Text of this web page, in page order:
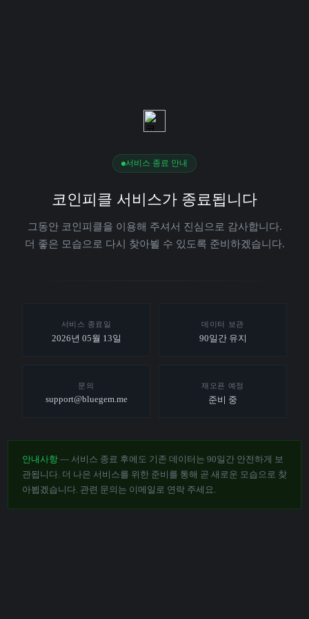
서비스 종료 안내
코인피클 서비스가 종료됩니다
그동안 코인피클을 이용해 주셔서 진심으로 감사합니다.
더 좋은 모습으로 다시 찾아뵐 수 있도록 준비하겠습니다.
서비스 종료일
2026년 05월 13일
데이터 보관
90일간 유지
문의
support@bluegem.me
재오픈 예정
준비 중
안내사항 — 서비스 종료 후에도 기존 데이터는 90일간 안전하게 보
관됩니다. 더 나은 서비스를 위한 준비를 통해 곧 새로운 모습으로 찾
아뵙겠습니다. 관련 문의는 이메일로 연락 주세요.